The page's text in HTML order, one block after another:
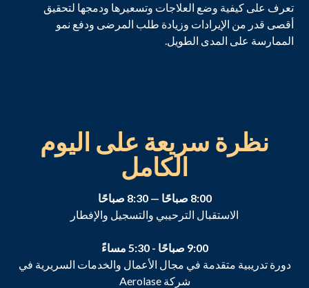
تعرف على كيفية وضع العلاجات وتسعيرها ودمجها لتحقيق
أقصى قدر من الإيرادات وزيادة طلب المرضى ودفع نمو
الممارسة على المدى الطويل.
نظرة سريعة على اليوم
الكامل
8:00 صباحًا — 8:30 صباحًا
الاستقبال الترحيبي والتسجيل والإفطار
9:00 صباحًا - 5:30 مساءً
دورة تدريبية متقدمة في مجال الأعمال والخدمات السريرية في
شركة Aerolase